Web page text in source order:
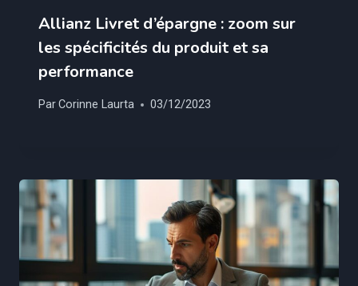
Allianz Livret d’épargne : zoom sur
les spécificités du produit et sa
performance
ParCorinne Laurta 03/12/2023